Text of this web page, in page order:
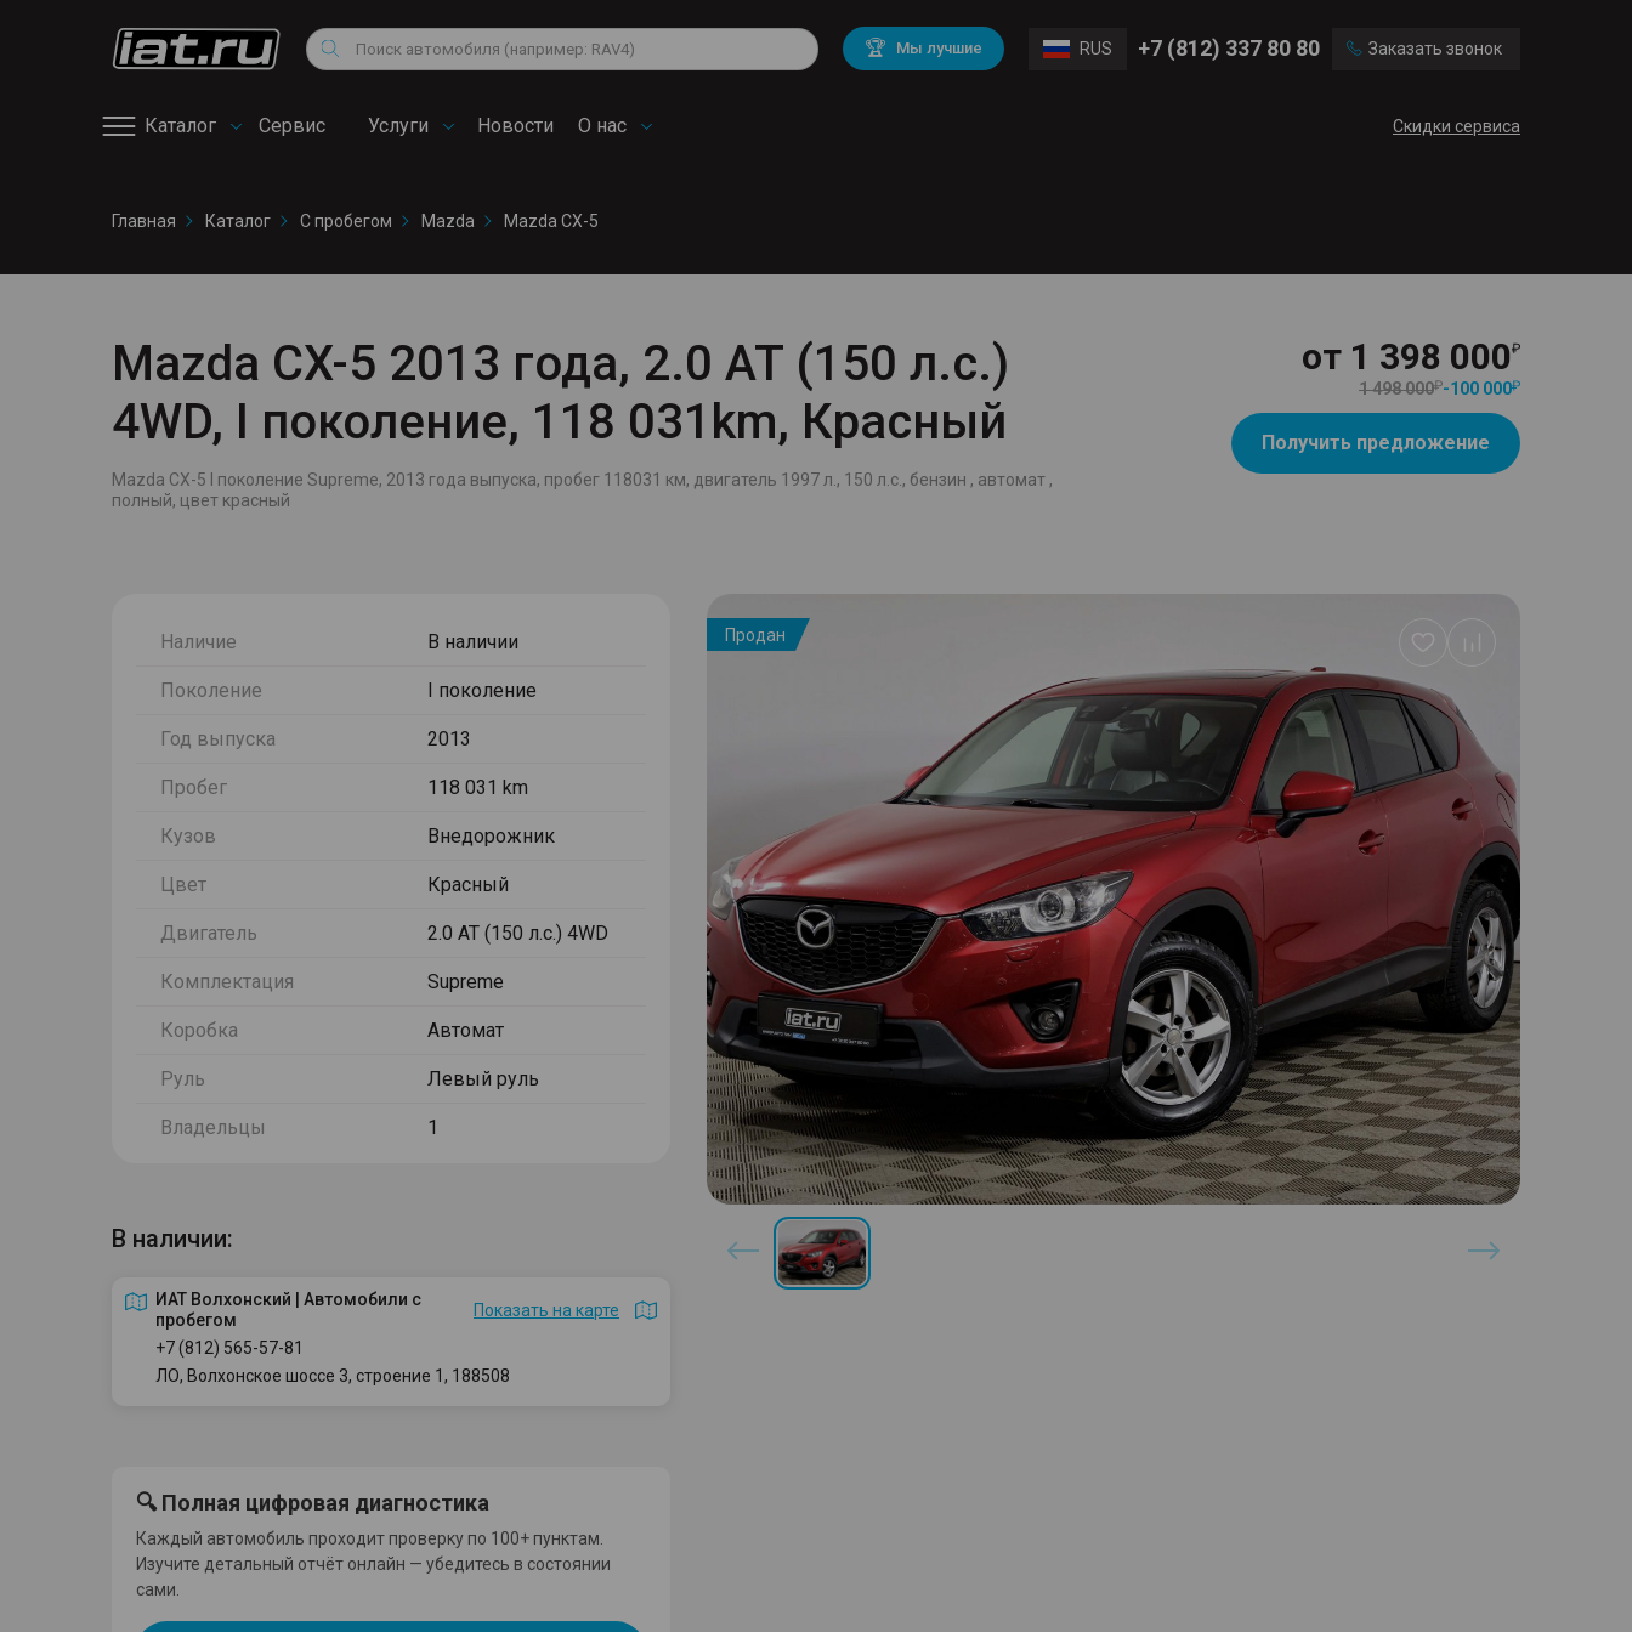
Поиск 🏆 Мы лучшие RUS +7 (812) 337 80 80 Заказать звонок
Каталог Сервис
сервис
Услуги Новости О нас Скидки сервиса
Снегоходы
Квадроциклы
Volkswagen
Mitsubishi BMW
Audi
Chevrolet Volvo
Главная Каталог С пробегом Mazda Mazda CX-5
Mazda CX-5 2013 года, 2.0 AT (150 л.с.)
4WD, I поколение, 118 031km, Красный
Mazda CX-5 I поколение Supreme, 2013 года выпуска, пробег 118031 км, двигатель 1997 л., 150 л.с., бензин , автомат ,
полный, цвет красный
от 1 398 000
1 498 000 -100 000
Получить предложение
Наличие В наличии
Поколение I поколение
Год выпуска 2013
Пробег 118 031 km
Кузов Внедорожник
Цвет Красный
Двигатель 2.0 AT (150 л.с.) 4WD
Комплектация Supreme
Коробка Автомат
Руль Левый руль
Владельцы 1
В наличии:
ИАТ Волхонский | Автомобили с
пробегом
Показать на карте
+7 (812) 565-57-81
ЛО, Волхонское шоссе 3, строение 1, 188508
🔍 Полная цифровая диагностика
Каждый автомобиль проходит проверку по 100+ пунктам.
Изучите детальный отчёт онлайн — убедитесь в состоянии
сами.
Продан
Добавить
избранное